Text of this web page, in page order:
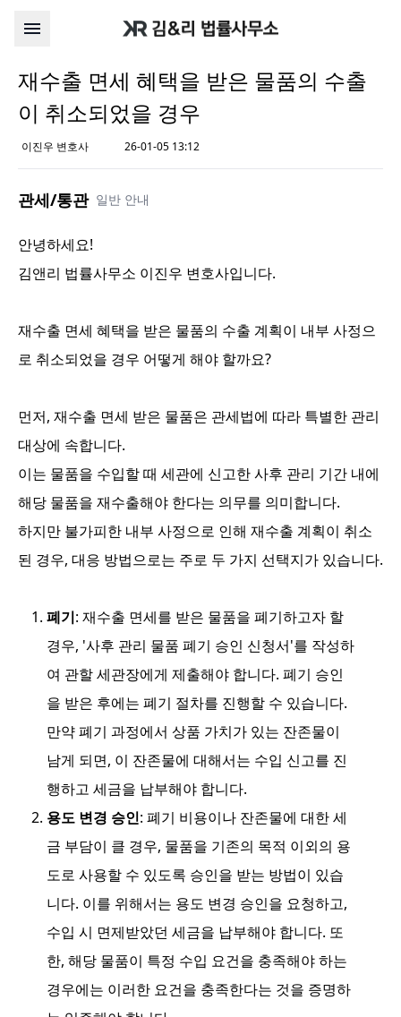
재수출 면세 혜택을 받은 물품의 수출
이 취소되었을 경우
이진우 변호사 26-01-05 13:12
관세/통관 일반 안내
안녕하세요!
김앤리 법률사무소 이진우 변호사입니다.
재수출 면세 혜택을 받은 물품의 수출 계획이 내부 사정으
로 취소되었을 경우 어떻게 해야 할까요?
먼저, 재수출 면세 받은 물품은 관세법에 따라 특별한 관리
대상에 속합니다.
이는 물품을 수입할 때 세관에 신고한 사후 관리 기간 내에
해당 물품을 재수출해야 한다는 의무를 의미합니다.
하지만 불가피한 내부 사정으로 인해 재수출 계획이 취소
된 경우, 대응 방법으로는 주로 두 가지 선택지가 있습니다.
폐기: 재수출 면세를 받은 물품을 폐기하고자 할
경우, '사후 관리 물품 폐기 승인 신청서'를 작성하
여 관할 세관장에게 제출해야 합니다. 폐기 승인
을 받은 후에는 폐기 절차를 진행할 수 있습니다.
만약 폐기 과정에서 상품 가치가 있는 잔존물이
남게 되면, 이 잔존물에 대해서는 수입 신고를 진
행하고 세금을 납부해야 합니다.
용도 변경 승인: 폐기 비용이나 잔존물에 대한 세
금 부담이 클 경우, 물품을 기존의 목적 이외의 용
도로 사용할 수 있도록 승인을 받는 방법이 있습
니다. 이를 위해서는 용도 변경 승인을 요청하고,
수입 시 면제받았던 세금을 납부해야 합니다. 또
한, 해당 물품이 특정 수입 요건을 충족해야 하는
경우에는 이러한 요건을 충족한다는 것을 증명하